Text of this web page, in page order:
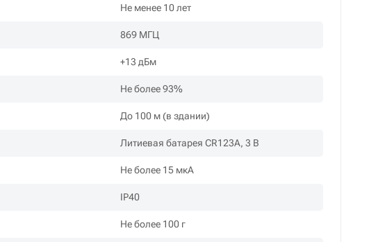
Не менее 10 лет
869 МГЦ
+13 дБм
Не более 93%
До 100 м (в здании)
Литиевая батарея CR123A, 3 В
Не более 15 мкА
IP40
Не более 100 г